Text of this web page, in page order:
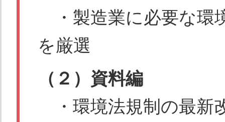
・製造業に必要な環
を厳選
（２）資料編
・環境法規制の最新